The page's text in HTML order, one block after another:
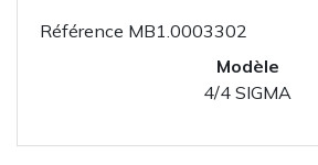
Référence MB1.0003302
Modèle
4/4 SIGMA